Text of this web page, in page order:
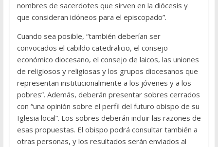
nombres de sacerdotes que sirven en la diócesis y
que consideran idóneos para el episcopado”.
Cuando sea posible, “también deberían ser
convocados el cabildo catedralicio, el consejo
económico diocesano, el consejo de laicos, las uniones
de religiosos y religiosas y los grupos diocesanos que
representan institucionalmente a los jóvenes y a los
pobres”. Además, deberán presentar sobres cerrados
con “una opinión sobre el perfil del futuro obispo de su
Iglesia local”. Los sobres deberán incluir las razones de
esas propuestas. El obispo podrá consultar también a
otras personas, y los resultados serán enviados al